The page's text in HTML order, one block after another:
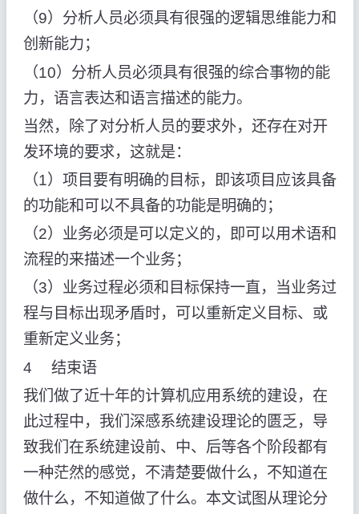
（9）分析人员必须具有很强的逻辑思维能力和
创新能力；
（10）分析人员必须具有很强的综合事物的能
力，语言表达和语言描述的能力。
当然，除了对分析人员的要求外，还存在对开
发环境的要求，这就是：
（1）项目要有明确的目标，即该项目应该具备
的功能和可以不具备的功能是明确的；
（2）业务必须是可以定义的，即可以用术语和
流程的来描述一个业务；
（3）业务过程必须和目标保持一直，当业务过
程与目标出现矛盾时，可以重新定义目标、或
重新定义业务；
4 结束语
我们做了近十年的计算机应用系统的建设，在
此过程中，我们深感系统建设理论的匮乏，导
致我们在系统建设前、中、后等各个阶段都有
一种茫然的感觉，不清楚要做什么，不知道在
做什么，不知道做了什么。本文试图从理论分